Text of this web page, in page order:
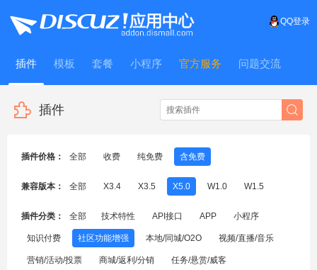
QQ登录
插件 模板 套餐 小程序 官方服务 问题交流
WitFrame
插件
插件价格： 全部 收费 纯免费 含免费
兼容版本： 全部 X3.4 X3.5 X5.0 W1.0 W1.5
插件分类： 全部 技术特性 API接口 APP 小程序
知识付费 社区功能增强 本地/同城/O2O 视频/直播/音乐
营销/活动/投票 商城/返利/分销 任务/悬赏/威客